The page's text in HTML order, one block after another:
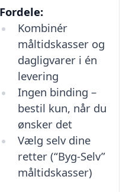
Fordele:
Kombinér
måltidskasser og
dagligvarer i én
levering
Ingen binding –
bestil kun, når du
ønsker det
Vælg selv dine
retter (“Byg-Selv”
måltidskasser)